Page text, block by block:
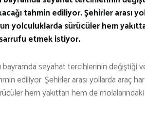
tahmin ediliyor. Şehirler arası
yolculuklarda sürücüler hem
etmek istiyor.
bayramda seyahat tercihlerinin değiştiği
ediliyor. Şehirler arası yollarda araç
hem yakıttan hem de